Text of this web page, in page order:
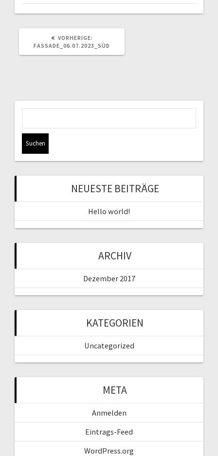
VORHERIGE:
BEITRAG:
FASSADE_06.07.2023_SÜD
NEUESTE BEITRÄGE
Hello world!
ARCHIV
Dezember 2017
KATEGORIEN
Uncategorized
META
Anmelden
Eintrags-Feed
WordPress.org